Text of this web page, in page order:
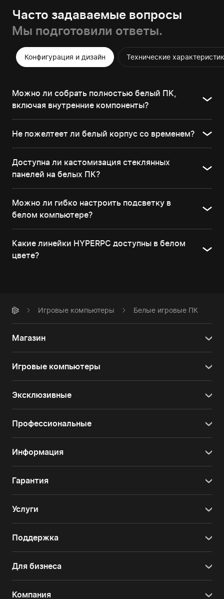
Часто задаваемые вопросы
Мы подготовили ответы.
Конфигурация и дизайн Технические
Можно ли собрать полностью белый ПК,
включая внутренние компоненты?
Не пожелтеет ли белый корпус со временем?
Доступна ли кастомизация стеклянных
панелей на белых ПК?
Можно ли гибко настроить подсветку в
белом компьютере?
Какие линейки HYPERPC доступны в белом
цвете?
Игровые компьютеры Белые игровые ПК
Магазин
Игровые компьютеры
Эксклюзивные
Профессиональные
Информация
Гарантия
Услуги
Поддержка
Для бизнеса
Компания